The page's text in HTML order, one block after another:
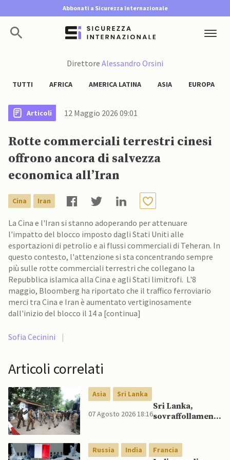
Abbonati a Sicurezza Internazionale
Direttore Alessandro Orsini
TUTTI AFRICA AMERICA LATINA ASIA EUROPA
Articoli 12 Maggio 2026 09:01
Rotte commerciali terrestri cinesi
offrono ancora di salvezza
economica all’Iran
Cina Iran
La Cina e l'Iran si stanno adoperando per attenuare
l'impatto del blocco imposto dagli Stati Uniti alle
esportazioni di petrolio e ai flussi commerciali di Teheran. In
questo contesto, l'attenzione si sta concentrando sempre
più sulle rotte commerciali terrestri che collegano la
Repubblica islamica alla Cina e agli Stati limitrofi. L'8
maggio, Bloomberg ha riportato che il traffico ferroviario
merci tra Cina e Iran è aumentato vertiginosamente
dall'inizio del blocco il 14 a [continua]
Sofia Cecinini |
Articoli correlati
Asia Sri Lanka
07 Agosto 2026 18:16
Sri Lanka,
sovraffollamento
portando a
nuove rivolte: 3
Russia India Francia